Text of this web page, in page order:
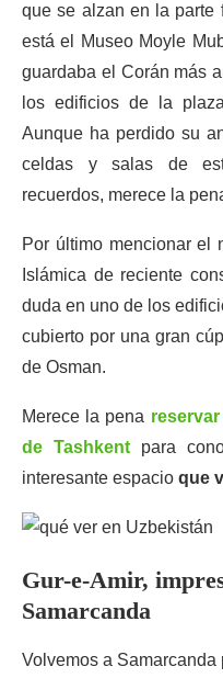
que se alzan en la parte
está el Museo Moyle
guardaba el Corán más
los edificios de la
Aunque ha perdido su
celdas y salas de
recuerdos, merece la
Por último mencionar el
Islámica de reciente
duda en uno de los
cubierto por una gran
de Osman.
Merece la pena
de Tashkentpara
interesante espacio que
Gur-e-Amir,
Samarcanda
Volvemos a